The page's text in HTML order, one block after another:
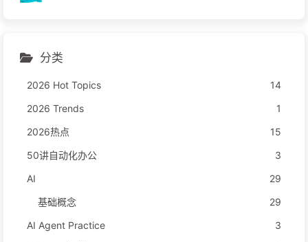
分类
2026 Hot Topics
14
2026 Trends
1
2026热点
15
50讲自动化办公
3
AI
29
基础概念
29
AI Agent Practice
3